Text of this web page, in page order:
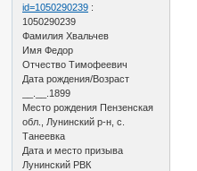
id=1050290239 :
1050290239
Фамилия Хвальчев
Имя Федор
Отчество Тимофеевич
Дата рождения/Возраст
__.__.1899
Место рождения Пензенская
обл., Лунинский р-н, с.
Танеевка
Дата и место призыва
Лунинский РВК